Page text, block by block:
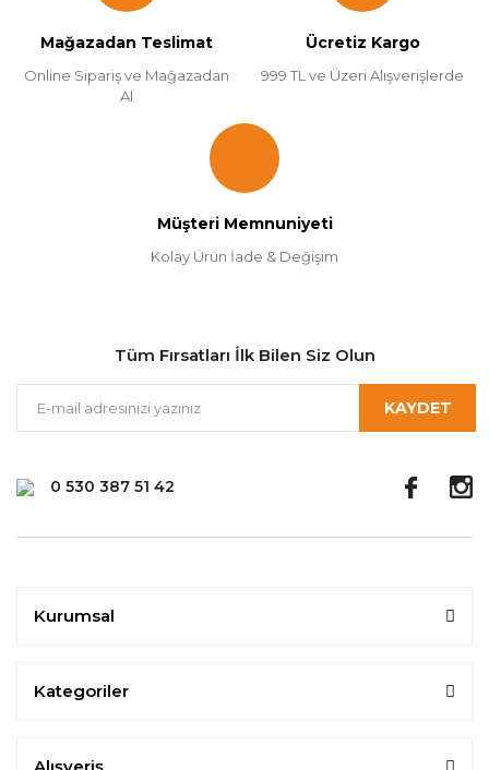
Mağazadan Teslimat
Online Sipariş ve Mağazadan
Al
Ücretiz Kargo
999 TL ve Üzeri Alışverişlerde
Müşteri Memnuniyeti
Kolay Ürün İade & Değişim
0 530 387 51 42
Tüm Fırsatları İlk Bilen Siz Olun
KAYDET
Kurumsal
Kategoriler